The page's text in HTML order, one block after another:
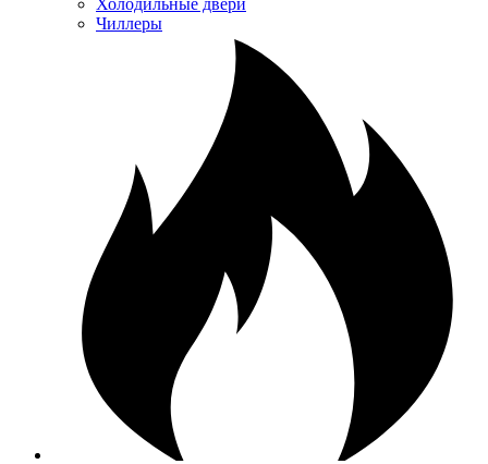
Холодильные двери
Чиллеры